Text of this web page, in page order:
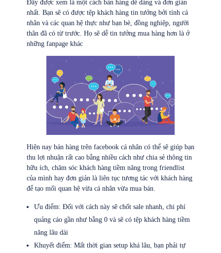
Đây được xem là một cách bán hàng dễ dàng và đơn giản
nhất. Bạn sẽ có được tệp khách hàng tin tưởng bởi tính cá
nhân và các quan hệ thực như bạn bè, đồng nghiệp, người
thân đã có từ trước. Họ sẽ dễ tin tưởng mua hàng hơn là ở
những fanpage khác
Hiện nay bán hàng trên facebook cá nhân có thể sẽ giúp bạn
thu lợi nhuận rất cao bằng nhiều cách như chia sẻ thông tin
hữu ích, chăm sóc khách hàng tiềm năng trong friendlist
của mình hay đơn giản là liên tục tương tác với khách hàng
để tạo mối quan hệ vừa cá nhân vừa mua bán.
Ưu điểm: Đối với cách này sẽ chốt sale nhanh, chi phí
quảng cáo gần như bằng 0 và sẽ có tệp khách hàng tiềm
năng lâu dài
Khuyết điểm: Mất thời gian setup khá lâu, bạn phải tự